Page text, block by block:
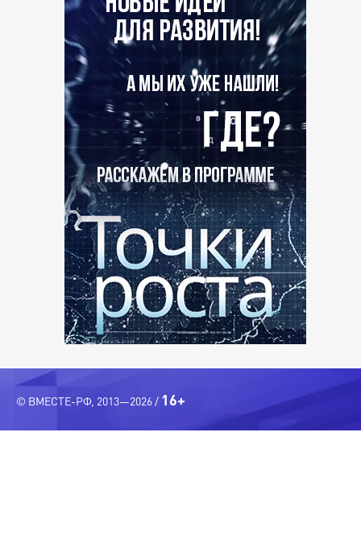
© ВМЕСТЕ-РФ, 2013—2026 / 16+